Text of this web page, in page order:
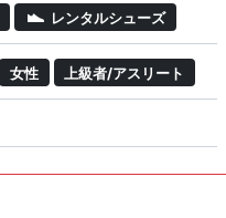
レンタルシューズ
女性 上級者/アスリート